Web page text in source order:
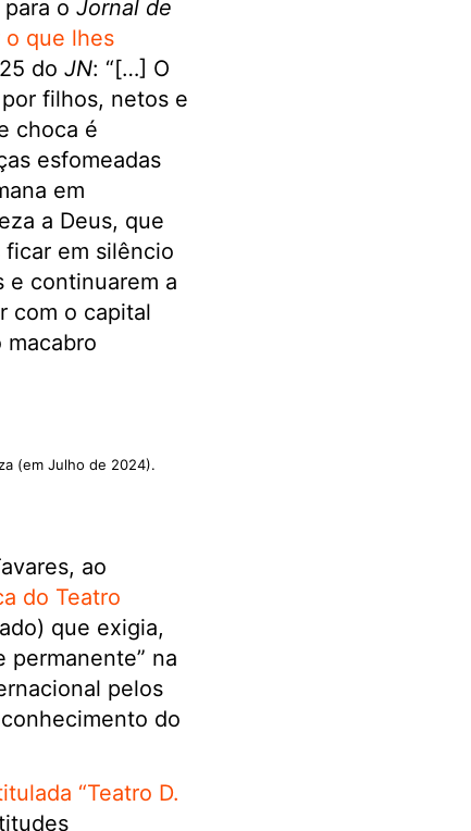
o Jornal de
o que lhes
do JN: “[…] O
filhos, netos e
choca é
esfomeadas
em
a Deus, que
em silêncio
e continuarem a
com o capital
macabro
(em Julho de 2024).
ao
do Teatro
que exigia,
na
pelos
do
“Teatro D.